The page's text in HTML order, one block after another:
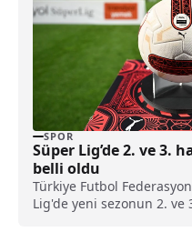
SPOR
Süper Lig’de 2. ve 3.
belli oldu
Türkiye Futbol
Lig'de yeni sezonun 2. ve